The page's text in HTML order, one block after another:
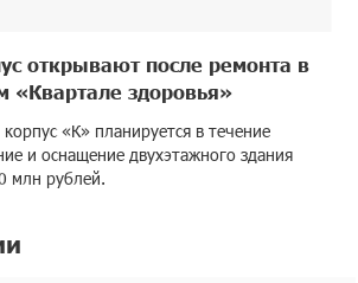
открывают после ремонта в
«Квартале здоровья»
«К» планируется в течение
и оснащение двухэтажного здания
млн рублей.